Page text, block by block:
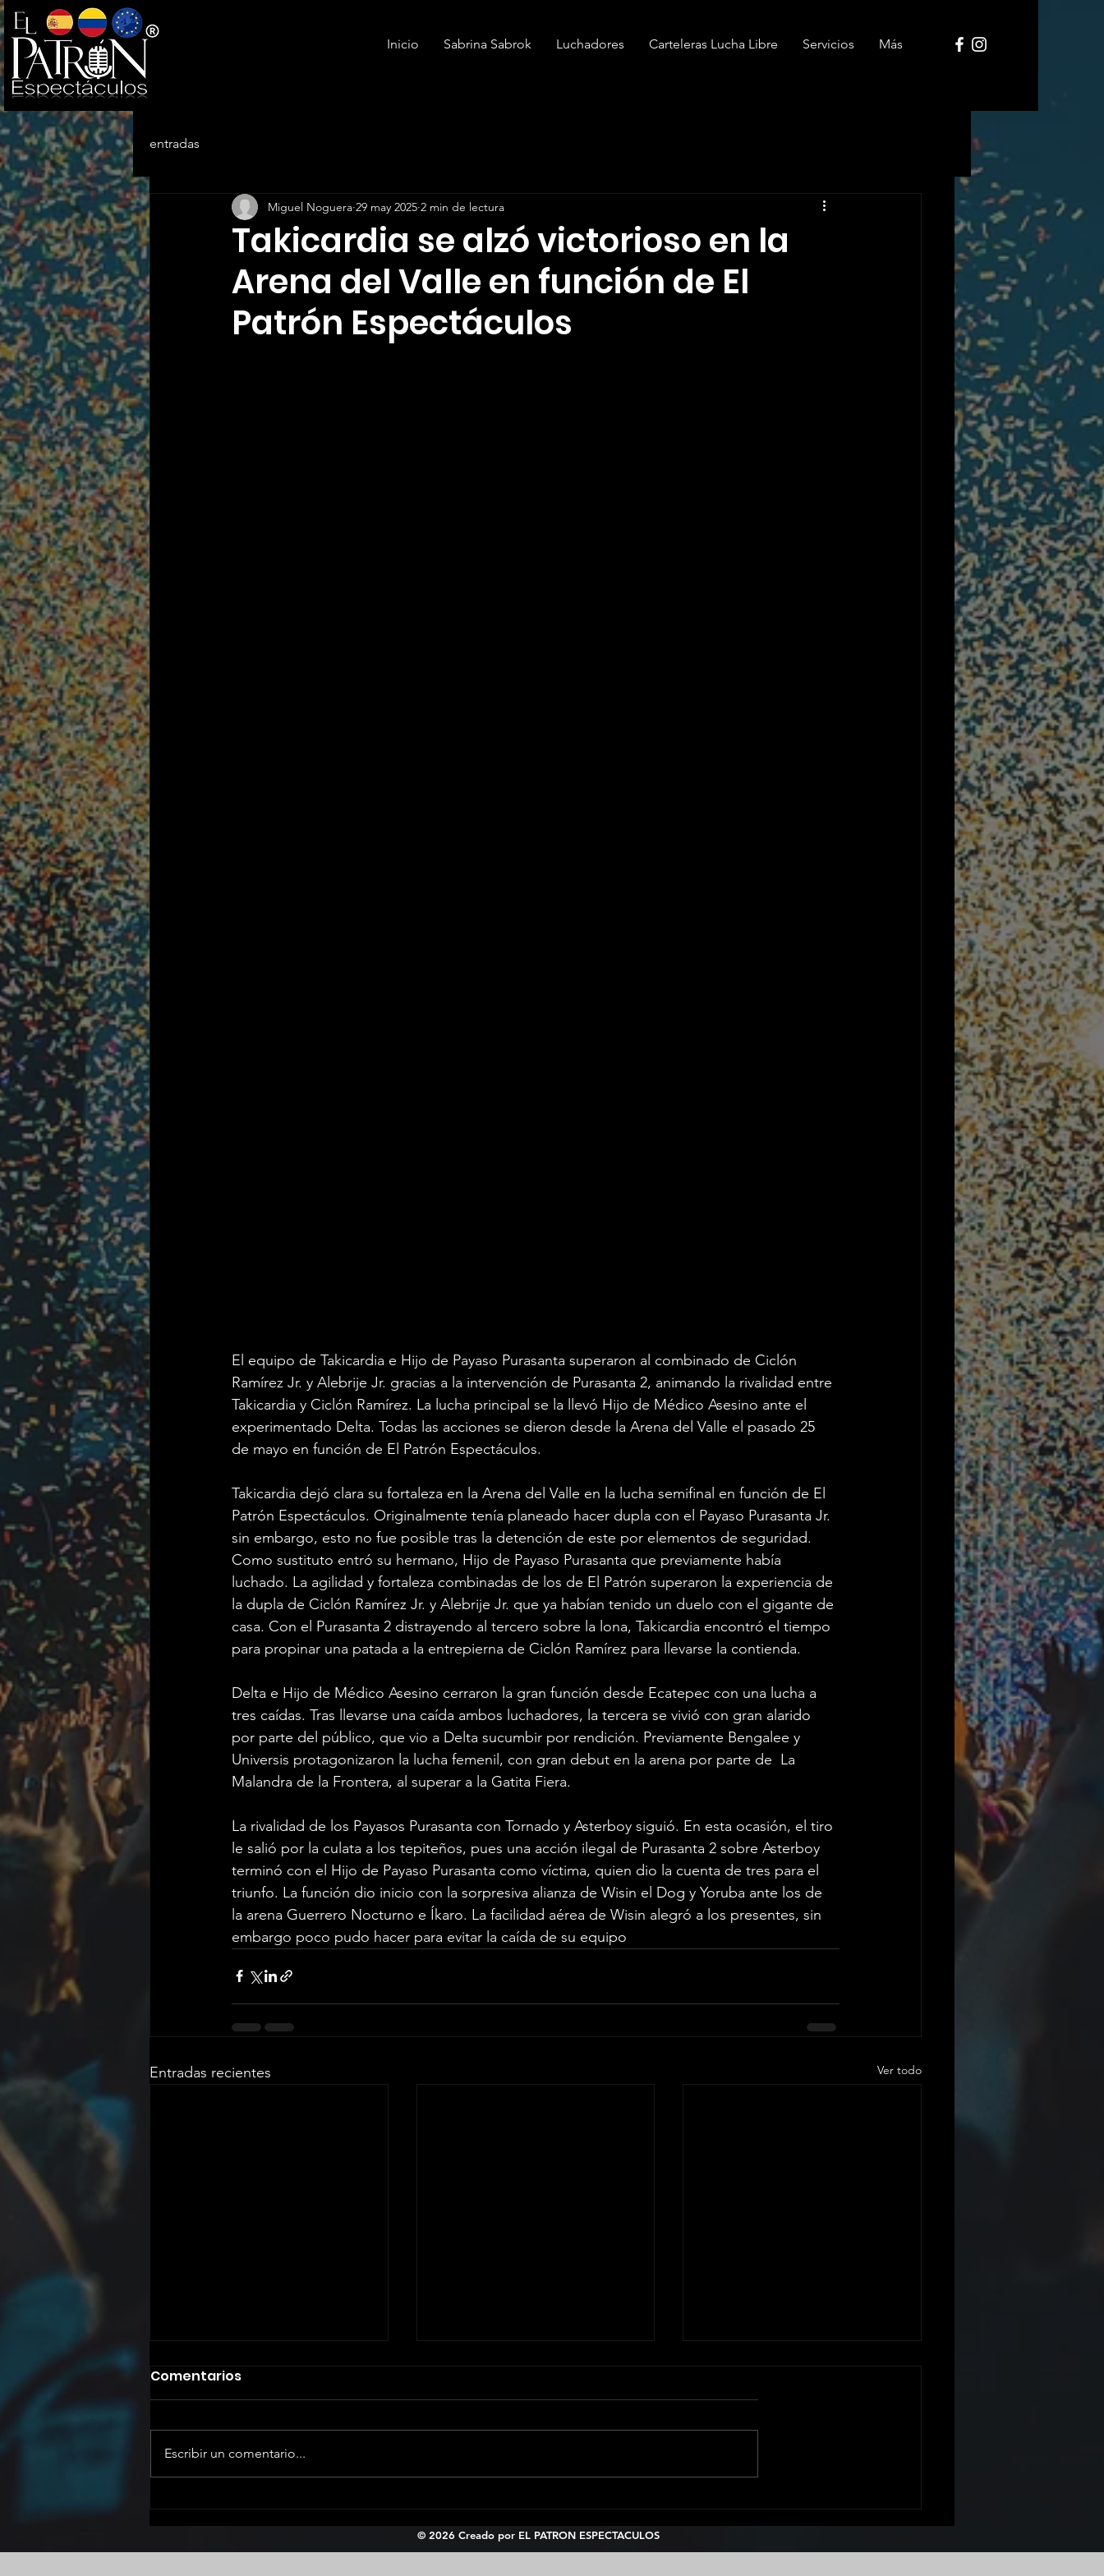
Inicio Sabrina Sabrok Luchadores Carteleras Lucha Libre Servicios Más
entradas
Takicardia se alzó victorioso en la
Arena del Valle en función de El
Patrón Espectáculos
Miguel Noguera 29 may 2025 2 min de lectura
El equipo de Takicardia e Hijo de Payaso Purasanta superaron al combinado de Ciclón
Ramírez Jr. y Alebrije Jr. gracias a la intervención de Purasanta 2, animando la rivalidad entre
Takicardia y Ciclón Ramírez. La lucha principal se la llevó Hijo de Médico Asesino ante el
experimentado Delta. Todas las acciones se dieron desde la Arena del Valle el pasado 25
de mayo en función de El Patrón Espectáculos.
Takicardia dejó clara su fortaleza en la Arena del Valle en la lucha semifinal en función de El
Patrón Espectáculos. Originalmente tenía planeado hacer dupla con el Payaso Purasanta Jr.
sin embargo, esto no fue posible tras la detención de este por elementos de seguridad.
Como sustituto entró su hermano, Hijo de Payaso Purasanta que previamente había
luchado. La agilidad y fortaleza combinadas de los de El Patrón superaron la experiencia de
la dupla de Ciclón Ramírez Jr. y Alebrije Jr. que ya habían tenido un duelo con el gigante de
casa. Con el Purasanta 2 distrayendo al tercero sobre la lona, Takicardia encontró el tiempo
para propinar una patada a la entrepierna de Ciclón Ramírez para llevarse la contienda.
Delta e Hijo de Médico Asesino cerraron la gran función desde Ecatepec con una lucha a
tres caídas. Tras llevarse una caída ambos luchadores, la tercera se vivió con gran alarido
por parte del público, que vio a Delta sucumbir por rendición. Previamente Bengalee y
Universis protagonizaron la lucha femenil, con gran debut en la arena por parte de  La
Malandra de la Frontera, al superar a la Gatita Fiera.
La rivalidad de los Payasos Purasanta con Tornado y Asterboy siguió. En esta ocasión, el tiro
le salió por la culata a los tepiteños, pues una acción ilegal de Purasanta 2 sobre Asterboy
terminó con el Hijo de Payaso Purasanta como víctima, quien dio la cuenta de tres para el
triunfo. La función dio inicio con la sorpresiva alianza de Wisin el Dog y Yoruba ante los de
la arena Guerrero Nocturno e Íkaro. La facilidad aérea de Wisin alegró a los presentes, sin
embargo poco pudo hacer para evitar la caída de su equipo
Entradas recientes Ver todo
PATRONMANIA: LA NOCHE
QUE NO TE PUEDES PERDER
LA FIEBRE DEL FÚTBOL SE
UNE A LA LUCHA LIBRE EN
PATRONMANIA
OBA FEMI IMPONE SU LEY Y
APLASTA A DOMINIK
MYSTERIO
Comentarios
Escribir un comentario...
© 2026 Creado por EL PATRON ESPECTACULOS